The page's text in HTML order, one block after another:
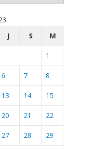
J S M
1
6 7 8
13 14 15
20 21 22
27 28 29